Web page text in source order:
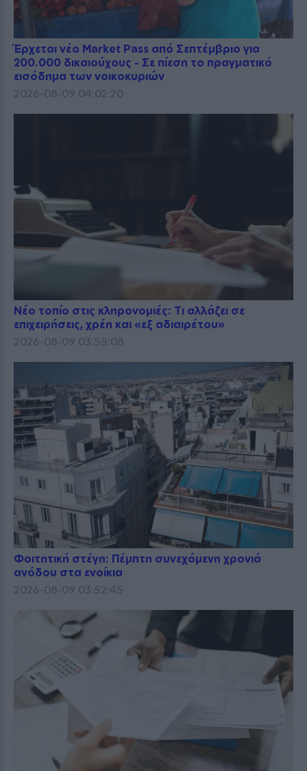
Έρχεται νέο Market Pass από Σεπτέμβριο για
200.000 δικαιούχους - Σε πίεση το πραγματικό
εισόδημα των νοικοκυριών
2026-08-09 04:02:20
Νέο τοπίο στις κληρονομιές: Τι αλλάζει σε
επιχειρήσεις, χρέη και «εξ αδιαιρέτου»
2026-08-09 03:55:08
Φοιτητική στέγη: Πέμπτη συνεχόμενη χρονιά
ανόδου στα ενοίκια
2026-08-09 03:52:45